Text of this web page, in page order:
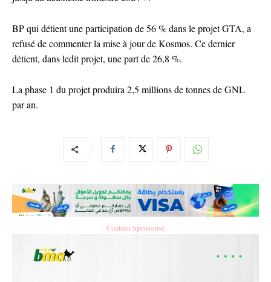
BP qui détient une participation de 56 % dans le projet GTA, a
refusé de commenter la mise à jour de Kosmos. Ce dernier
détient, dans ledit projet, une part de 26,8 %.
La phase 1 du projet produira 2,5 millions de tonnes de GNL
par an.
- Contenu Sponsorisé -